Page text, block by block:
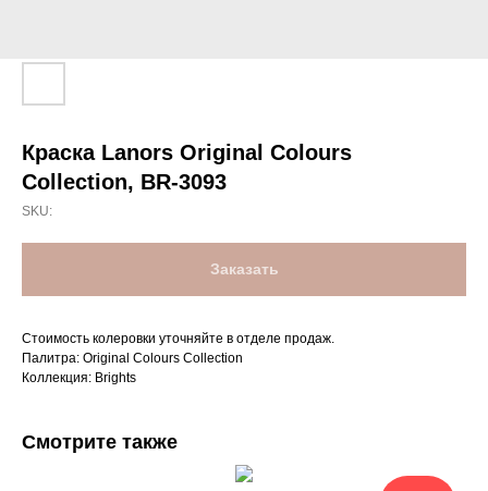
Краска Lanors Original Colours
Collection, BR-3093
SKU:
Заказать
Стоимость колеровки уточняйте в отделе продаж.
Палитра: Original Colours Collection
Коллекция: Brights
Смотрите также